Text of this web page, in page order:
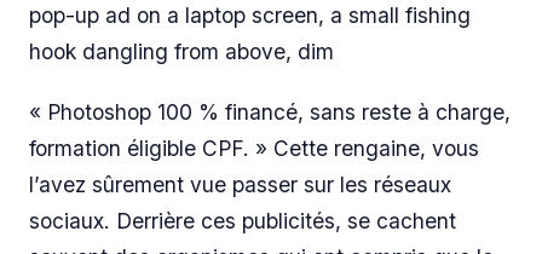
pop-up ad on a laptop screen, a small fishing
hook dangling from above, dim
« Photoshop 100 % financé, sans reste à charge,
formation éligible CPF. » Cette rengaine, vous
l’avez sûrement vue passer sur les réseaux
sociaux. Derrière ces publicités, se cachent